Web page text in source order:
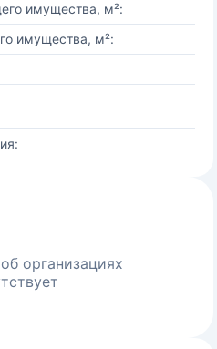
имущества, м²:
имущества, м²:
организациях